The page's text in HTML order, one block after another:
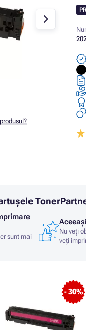
sunt mai
Nu veți
veți
- 30%